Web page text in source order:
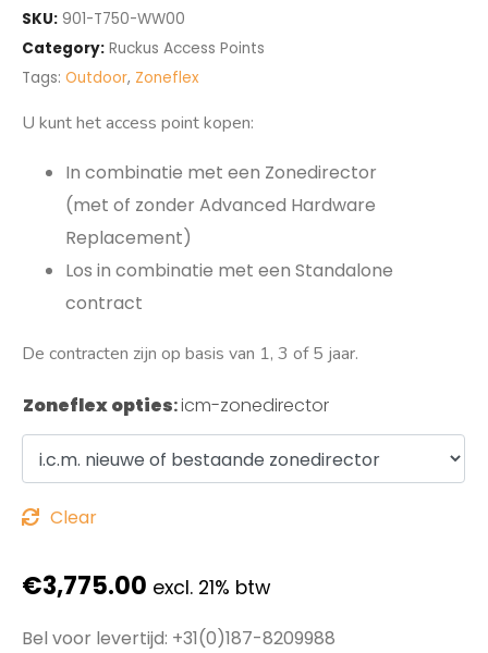
SKU: 901-T750-WW00
Category: Ruckus Access Points
Tags: Outdoor, Zoneflex
U kunt het access point kopen:
In combinatie met een Zonedirector
(met of zonder Advanced Hardware
Replacement)
Los in combinatie met een Standalone
contract
De contracten zijn op basis van 1, 3 of 5 jaar.
Zoneflex opties:icm-zonedirector
Clear
€3,775.00 excl. 21% btw
Bel voor levertijd: +31(0)187-8209988